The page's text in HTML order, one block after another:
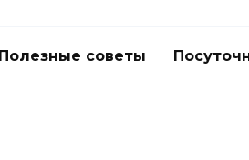
Полезные советы